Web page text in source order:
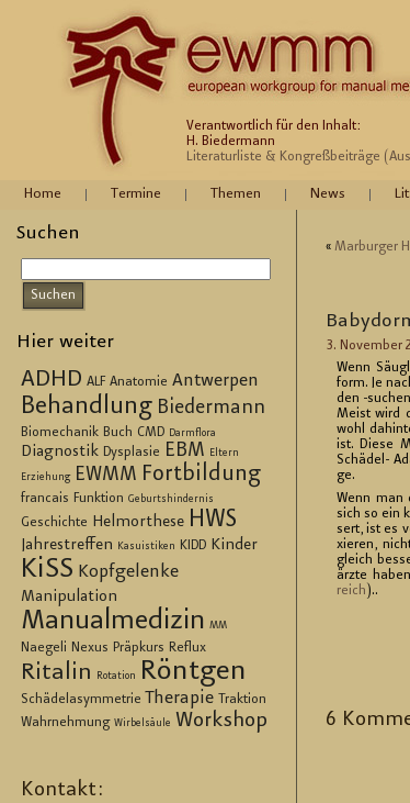
Verantwortlich für den Inhalt:
H. Biedermann
Literaturliste & Kongreßbeiträge
Home Termine Themen News
Suchen
Hier weiter
ADHD ALF Anatomie Antwerpen
Behandlung Biedermann
Biomechanik Buch CMD Darmflora
Diagnostik Dysplasie EBM Eltern
Erziehung EWMM Fortbildung
francais Funktion Geburtshindernis
Geschichte Helmorthese HWS
Jahrestreffen Kasuistiken KIDD Kinder
KiSS Kopfgelenke
Manipulation
Manualmedizin MM
Naegeli Nexus Präpkurs Reflux
Ritalin Rotation Röntgen
Schädelasymmetrie Therapie Traktion
Wahrnehmung Wirbelsäule Workshop
Kontakt:
« Mar­bur­ger
3. No­vem­ber
Wenn
form. Je
den -
Meist wird
wohl
ist. Diese
Schä­del-
ge.
Wenn man
sich so ein
sert, ist es
xie­ren,
gleich
ärz­te
reich )..
6